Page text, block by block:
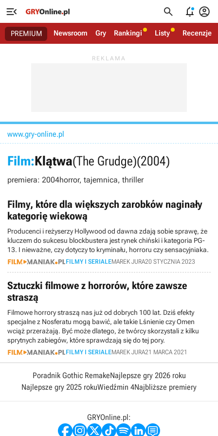
   
PREMIUM Newsroom Gry Rankingi Listy Recenzje
www.gry-online.pl
Film:Klątwa(The Grudge)(2004)
premiera: 2004horror, tajemnica, thriller
Filmy, które dla większych zarobków naginały
kategorię wiekową
Producenci i reżyserzy Hollywood od dawna zdają sobie sprawę, że
kluczem do sukcesu blockbustera jest rynek chiński i kategoria PG-
13. I nieważne, czy dotyczy to kryminału, horroru czy sensacyjniaka.
FILMY I SERIALEMAREK JURA20 STYCZNIA 2023
Sztuczki filmowe z horrorów, które zawsze
straszą
Filmowe horrory straszą nas już od dobrych 100 lat. Dziś efekty
specjalne z Nosferatu mogą bawić, ale takie Lśnienie czy Omen
wciąż przerażają. Być może dlatego, że twórcy skorzystali z kilku
sprytnych zabiegów, które sprawdzają się do tej pory.
FILMY I SERIALEMAREK JURA21 MARCA 2021
Poradnik Gothic RemakeNajlepsze gry 2026 roku
Najlepsze gry 2025 rokuWiedźmin 4Najbliższe premiery
GRYOnline.pl: